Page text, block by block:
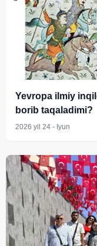
Yevropa ilmiy
borib taqaladimi?
2026 yil 24 - Iyun